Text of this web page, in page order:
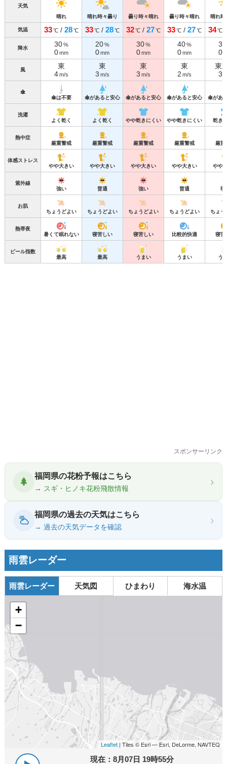
天気
晴れ
晴れ時々曇り 曇り時々晴れ 曇り時々晴れ 晴れ時
気温 33℃/ 28℃ 33℃/ 28℃ 32℃/ 27℃ 33℃/ 27℃ 34℃
降水 30%
0mm
20%
0mm
30%
0mm
40%
0mm
30
0
風
東
4m/s
東
3 m/s
東
3 m/s
東
2 m/s
東
3
傘
傘は不要
傘があると安心 傘があると安心 傘があると安心 傘があ
洗濯
よく乾く
よく乾く やや乾きにくい やや乾きにくい 乾き
熱中症
厳重警戒
厳重警戒 厳重警戒 厳重警戒 厳重
体感ストレス
やや大きい
やや大きい やや大きい やや大きい やや
紫外線
強い
普通 強い 普通 弱
お肌
ちょうどよい
ちょうどよい ちょうどよい ちょうどよい ちょう
熱帯夜
暑くて眠れない
寝苦しい 寝苦しい 比較的快適 寝苦
ビール指数
最高
最高 うまい うまい う
スポンサーリンク
福岡県の花粉予報はこちら
→ スギ・ヒノキ花粉飛散情報
›
福岡県の過去の天気はこちら
→ 過去の天気データを確認
›
雨雲レーダー
雨雲レーダー 天気図 ひまわり 海水温
+
−
Leaflet | Tiles © Esri — Esri, DeLorme, NAVTEQ
現在：8月07日 19時55分